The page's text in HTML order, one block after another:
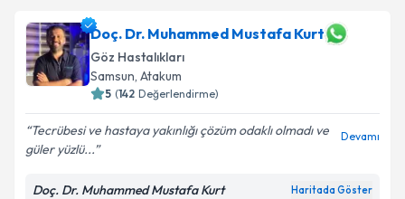
Doç. Dr. Muhammed Mustafa Kurt
Göz Hastalıkları
Samsun, Atakum
5 (142 Değerlendirme)
Tecrübesi ve hastaya yakınlığı çözüm odaklı olmadı ve
güler yüzlü...
Devamı
Doç. Dr. Muhammed Mustafa Kurt Haritada Göster